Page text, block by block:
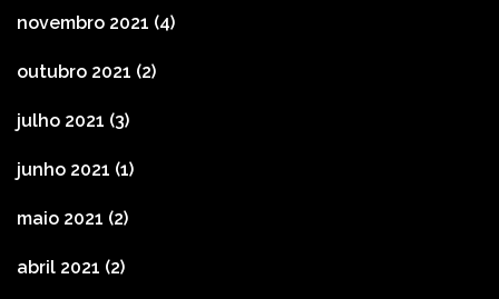
novembro 2021 (4)
outubro 2021 (2)
julho 2021 (3)
junho 2021 (1)
maio 2021 (2)
abril 2021 (2)